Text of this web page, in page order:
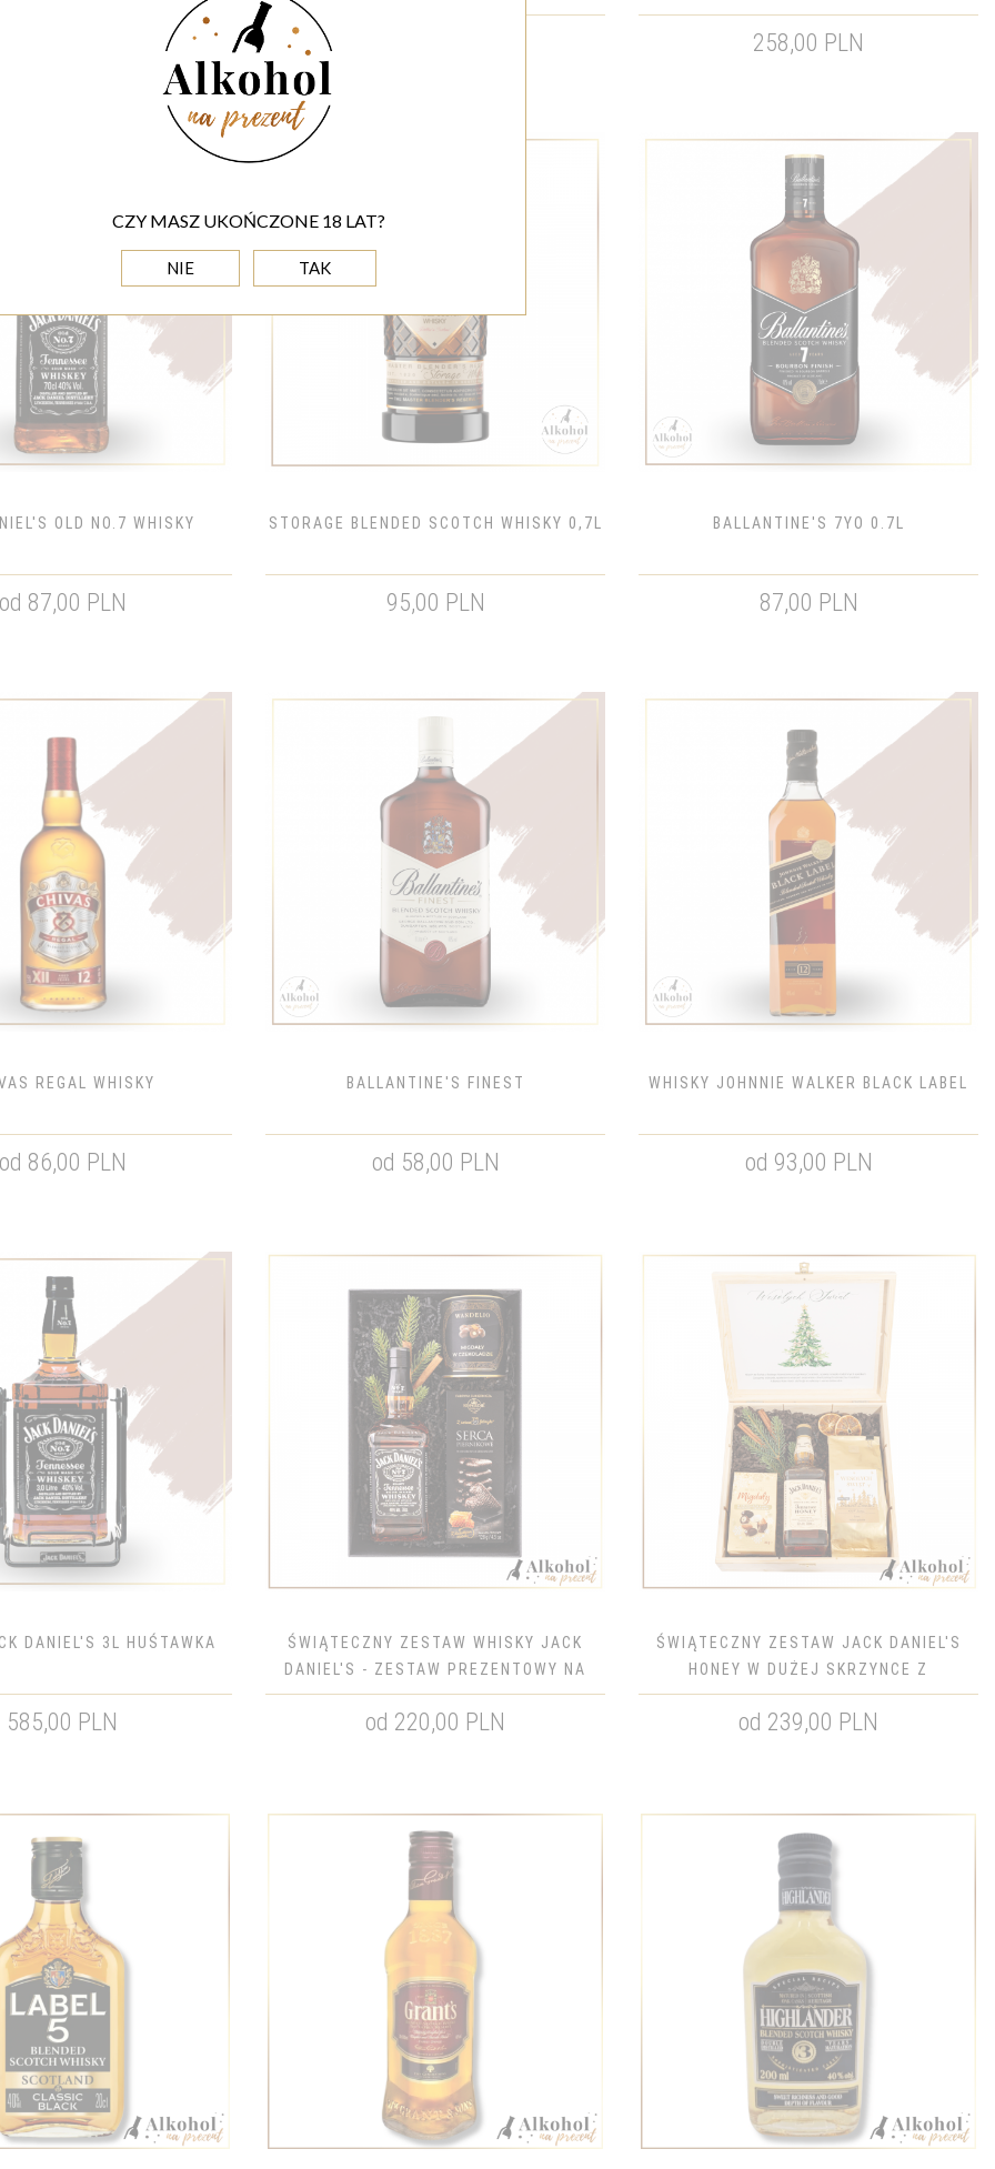
CZY MASZ UKOŃCZONE 18 LAT?
NIE TAK
258,00 PLN
OLD NO.7 WHISKY
87,00 PLN
STORAGE BLENDED SCOTCH WHISKY 0,7L
95,00 PLN
BALLANTINE'S 7YO 0.7L
87,00 PLN
REGAL WHISKY
86,00 PLN
BALLANTINE'S FINEST
od 58,00 PLN
WHISKY JOHNNIE WALKER BLACK LABEL
od 93,00 PLN
DANIEL'S 3L HUŚTAWKA
585,00 PLN
ŚWIĄTECZNY ZESTAW WHISKY JACK
DANIEL'S - ZESTAW PREZENTOWY NA
ŚWIĘTA BOŻEGO NARODZENIA
od 220,00 PLN
ŚWIĄTECZNY ZESTAW JACK DANIEL'S
HONEY W DUŻEJ SKRZYNCE Z
ŻYCZENIAMI - ZESTAW NA BOŻE
NARODZENIE
od 239,00 PLN